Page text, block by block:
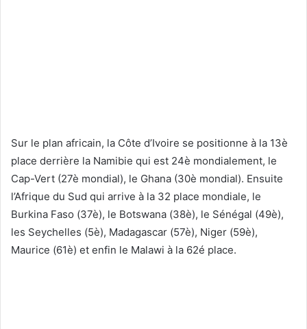
Sur le plan africain, la Côte d’Ivoire se positionne à la 13è
place derrière la Namibie qui est 24è mondialement, le
Cap-Vert (27è mondial), le Ghana (30è mondial). Ensuite
l’Afrique du Sud qui arrive à la 32 place mondiale, le
Burkina Faso (37è), le Botswana (38è), le Sénégal (49è),
les Seychelles (5è), Madagascar (57è), Niger (59è),
Maurice (61è) et enfin le Malawi à la 62é place.